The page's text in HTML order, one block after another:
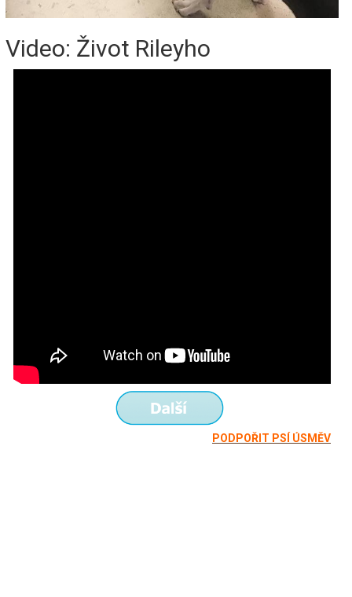
Video: Život Rileyho
PODPOŘIT PSÍ ÚSMĚV